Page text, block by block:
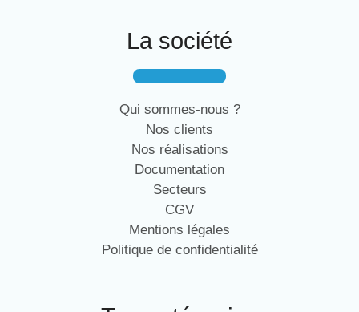
La société
Qui sommes-nous ?
Nos clients
Nos réalisations
Documentation
Secteurs
CGV
Mentions légales
Politique de confidentialité